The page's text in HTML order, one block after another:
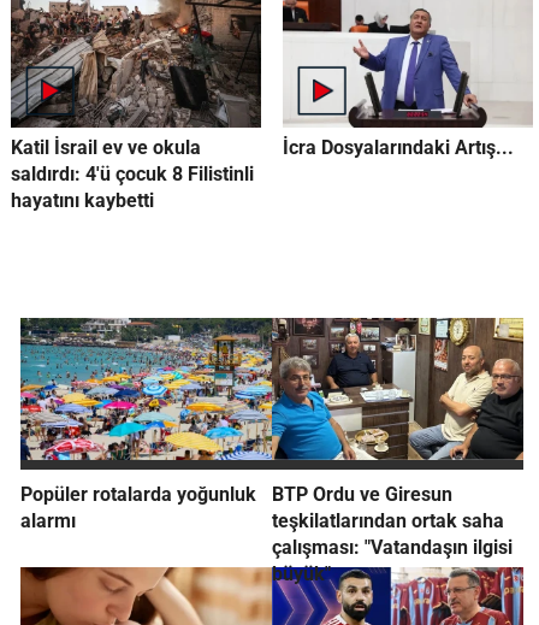
Katil İsrail ev ve okula
saldırdı: 4'ü çocuk 8 Filistinli
hayatını kaybetti
İcra Dosyalarındaki Artış...
Popüler rotalarda yoğunluk
alarmı
BTP Ordu ve Giresun
teşkilatlarından ortak saha
çalışması: "Vatandaşın ilgisi
büyük"